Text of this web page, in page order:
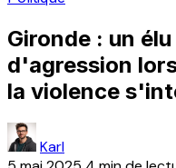
Gironde : un
d'agression
la violence
Karl